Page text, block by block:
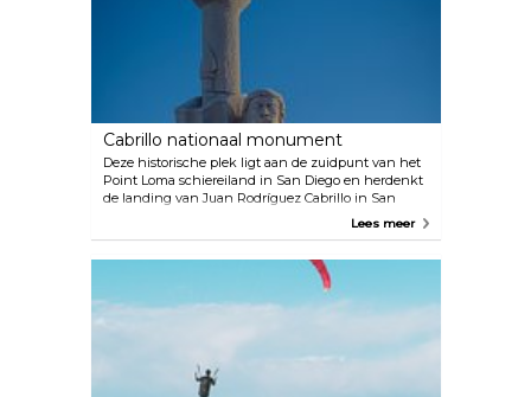
Cabrillo nationaal monument
Deze historische plek ligt aan de zuidpunt van het
Point Loma schiereiland in San Diego en herdenkt
de landing van Juan Rodríguez Cabrillo in San
Diego Bay in 1542. Dit evenement was de eerste
Deze plek biedt een adembenemend uitzicht op de
baai en het standbeeld van Cabrillo is één van de
meest bezochte nationale monumenten in de VS.
Lees meer